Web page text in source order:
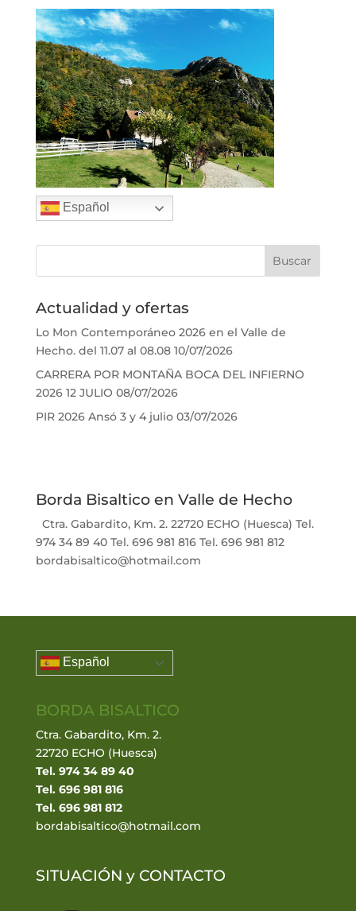
Español
Actualidad y ofertas
Lo Mon Contemporáneo 2026 en el Valle de
Hecho. del 11.07 al 08.08 10/07/2026
CARRERA POR MONTAÑA BOCA DEL INFIERNO
2026 12 JULIO 08/07/2026
PIR 2026 Ansó 3 y 4 julio 03/07/2026
Borda Bisaltico en Valle de Hecho
Ctra. Gabardito, Km. 2. 22720 ECHO (Huesca) Tel.
974 34 89 40 Tel. 696 981 816 Tel. 696 981 812
bordabisaltico@hotmail.com
Español
BORDA BISALTICO
Ctra. Gabardito, Km. 2.
22720 ECHO (Huesca)
Tel. 974 34 89 40
Tel. 696 981 816
Tel. 696 981 812
bordabisaltico@hotmail.com
SITUACIÓN y CONTACTO